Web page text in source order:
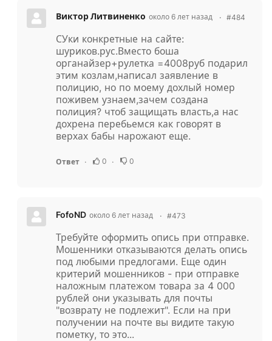
Виктор Литвиненко около 6 лет назад #484
СУки конкретные на сайте:
шуриков.рус.Вместо боша
органайзер+рулетка =4008руб подарил
этим козлам,написал заявление в
полицию, но по моему дохлый номер
поживем узнаем,зачем создана
полиция? чтоб защищать власть,а нас
дохрена перебьемся как говорят в
верхах бабы нарожают еще.
Ответ 0 0
FofoND около 6 лет назад #473
Требуйте оформить опись при отправке.
Мошенники отказываются делать опись
под любыми предлогами. Еще один
критерий мошенников - при отправке
наложным платежом товара за 4 000
рублей они указывать для почты
"возврату не подлежит". Если на при
получении на почте вы видите такую
пометку, то это...